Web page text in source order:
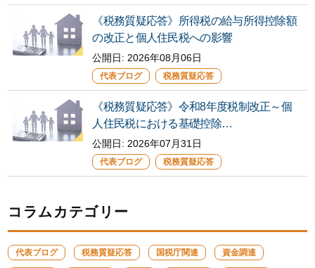
《税務質疑応答》所得税の給与所得控除額
の改正と個人住民税への影響
公開日: 2026年08月06日
代表ブログ 税務質疑応答
《税務質疑応答》令和8年度税制改正～個
人住民税における基礎控除…
公開日: 2026年07月31日
代表ブログ 税務質疑応答
コラムカテゴリー
代表ブログ 税務質疑応答 国税庁関連 資金調達